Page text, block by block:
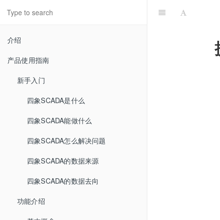
介绍
产品使用指南
新手入门
四象SCADA是什么
四象SCADA能做什么
四象SCADA怎么解决问题
四象SCADA的数据来源
四象SCADA的数据去向
功能介绍